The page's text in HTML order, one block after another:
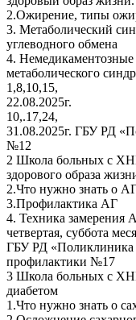
2.Ожирение, типы
3. Метаболический
углеводного обмена
4.
метаболического
1,8,10,15,
22.08.2025г.
10,.17,24,
31.08.2025г. ГБУ РД
№12
2 Школа больных с
здорового образа
2.Что нужно знать о
3.Профилактика АГ
4. Техника замерения
четвертая, суббота
ГБУ РД «Поликлиника
профилактики №17
3 Школа больных с
диабетом
1.Что нужно знать о